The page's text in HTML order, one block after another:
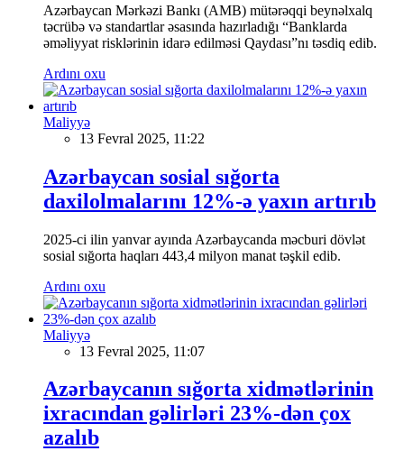
Azərbaycan Mərkəzi Bankı (AMB) mütərəqqi beynəlxalq
təcrübə və standartlar əsasında hazırladığı “Banklarda
əməliyyat risklərinin idarə edilməsi Qaydası”nı təsdiq edib.
Ardını oxu
Maliyyə
13 Fevral 2025, 11:22
Azərbaycan sosial sığorta
daxilolmalarını 12%-ə yaxın artırıb
2025-ci ilin yanvar ayında Azərbaycanda məcburi dövlət
sosial sığorta haqları 443,4 milyon manat təşkil edib.
Ardını oxu
Maliyyə
13 Fevral 2025, 11:07
Azərbaycanın sığorta xidmətlərinin
ixracından gəlirləri 23%-dən çox
azalıb